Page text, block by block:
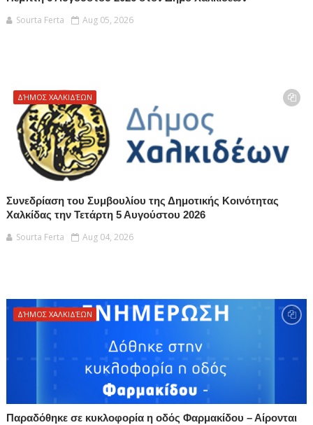
Sourta Ferta
Aug 05, 2026
ΔΉΜΟΣ ΧΑΛΚΙΔΈΩΝ
Συνεδρίαση του Συμβουλίου της Δημοτικής Κοινότητας
Χαλκίδας την Τετάρτη 5 Αυγούστου 2026
Sourta Ferta
Aug 04, 2026
ΔΉΜΟΣ ΧΑΛΚΙΔΈΩΝ
Παραδόθηκε σε κυκλοφορία η οδός Φαρμακίδου – Αίρονται